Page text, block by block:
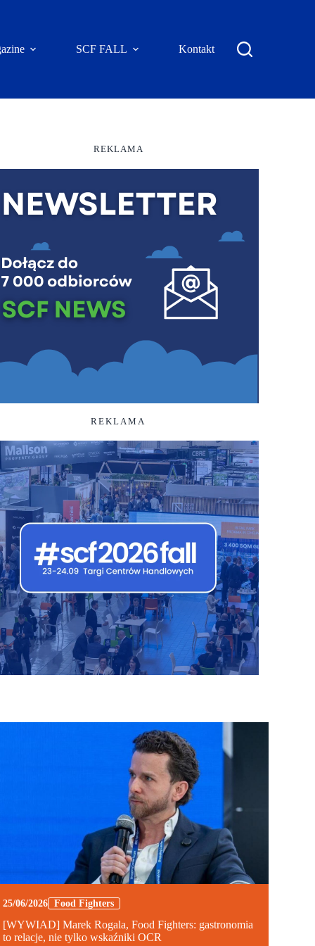
SCF FALL Kontakt
REKLAMA
REKLAMA
25/06/2026 Food Fighters
[WYWIAD] Marek Rogala, Food Fighters: gastronomia
to relacje, nie tylko wskaźniki OCR